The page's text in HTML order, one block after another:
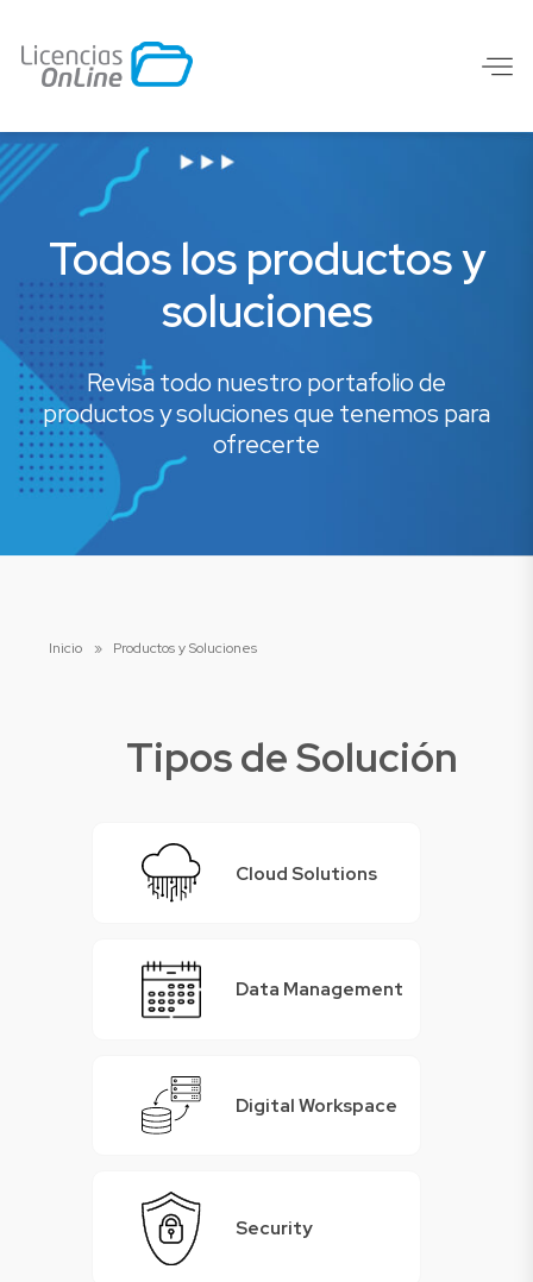
Todos los productos y
soluciones
Revisa todo nuestro portafolio de
productos y soluciones que tenemos para
ofrecerte
Inicio » Productos y Soluciones
Tipos de Solución
Cloud Solutions
Data Management
Digital Workspace
Security